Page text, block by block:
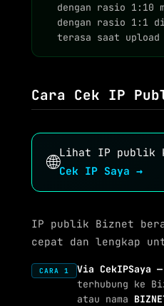
dengan rasio 1:10
dengan rasio 1:1
terasa saat
Cara Cek IP
🌐Lihat IP publik
Cek IP Saya →
IP publik Biznet
cepat dan lengkap
CARA 1
Via CekIPSaya
terhubung ke
atau nama